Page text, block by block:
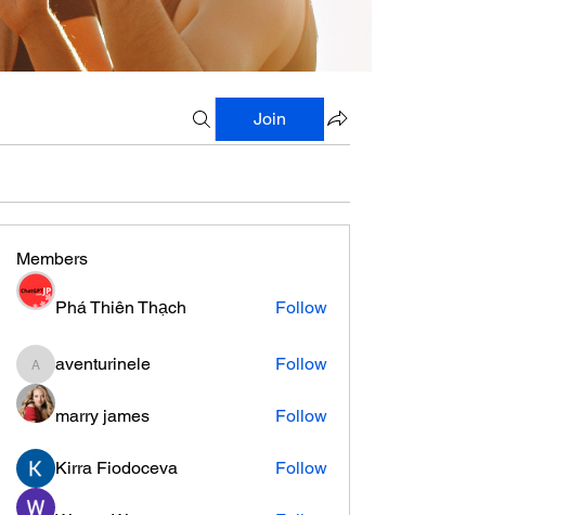
Join
Members
Phá Thiên Thạch Follow
aventurinele
aventurinele Follow
marry james Follow
Kirra Fiodoceva Follow